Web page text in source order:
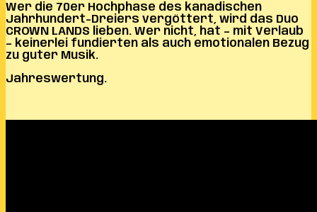
Wer die 70er Hochphase des kanadischen
Jahrhundert-Dreiers vergöttert, wird das Duo
CROWN LANDS lieben. Wer nicht, hat – mit Verlaub
– keinerlei fundierten als auch emotionalen Bezug
zu guter Musik.
Jahreswertung.